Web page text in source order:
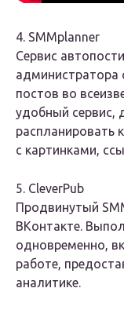
4. SMMplanner
Сервис
администратора
постов во
удобный
распланировать
с картинками,
5. CleverPub
Продвинутый
ВКонтакте.
одновременно,
работе,
аналитике.